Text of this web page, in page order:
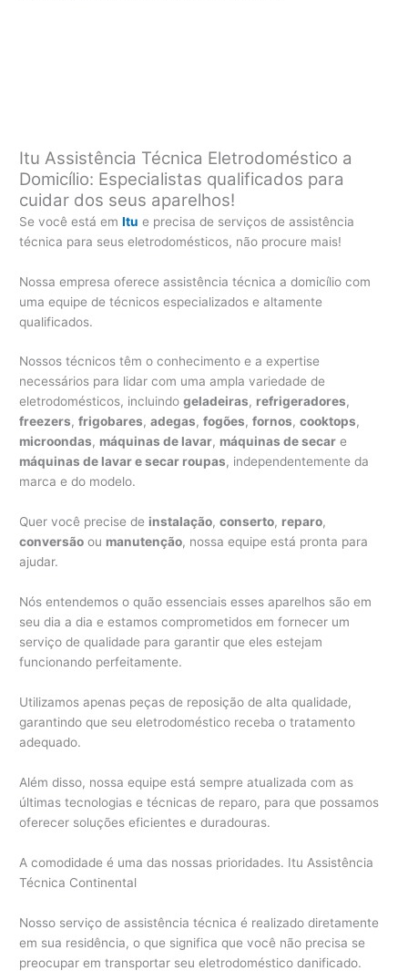
Itu Assistência Técnica Eletrodoméstico a
Domicílio: Especialistas qualificados para
cuidar dos seus aparelhos!
Se você está emItu e precisa de serviços de assistência
técnica para seus eletrodomésticos, não procure mais!
Nossa empresa oferece assistência técnica a domicílio com
uma equipe de técnicos especializados e altamente
qualificados.
Nossos técnicos têm o conhecimento e a expertise
necessários para lidar com uma ampla variedade de
eletrodomésticos, incluindogeladeiras, refrigeradores,
freezers,frigobares,adegas,fogões,fornos,cooktops,
microondas, máquinas de lavar, máquinas de secar e
máquinas de lavar e secar roupas, independentemente da
marca e do modelo.
Quer você precise de instalação,conserto, reparo,
conversão ou manutenção, nossa equipe está pronta para
ajudar.
Nós entendemos o quão essenciais esses aparelhos são em
seu dia a dia e estamos comprometidos em fornecer um
serviço de qualidade para garantir que eles estejam
funcionando perfeitamente.
Utilizamos apenas peças de reposição de alta qualidade,
garantindo que seu eletrodoméstico receba o tratamento
adequado.
Além disso, nossa equipe está sempre atualizada com as
últimas tecnologias e técnicas de reparo, para que possamos
oferecer soluções eficientes e duradouras.
A comodidade é uma das nossas prioridades. Itu Assistência
Técnica Continental
Nosso serviço de assistência técnica é realizado diretamente
em sua residência, o que significa que você não precisa se
preocupar em transportar seu eletrodoméstico danificado.